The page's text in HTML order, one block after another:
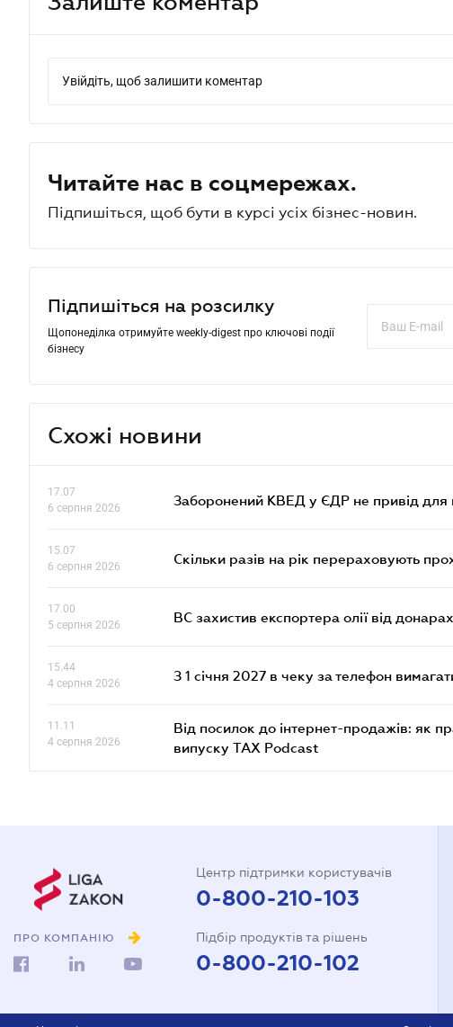
Увійдіть, щоб залишити коментар
Читайте нас в соцмережах.
Підпишіться, щоб бути в курсі усіх бізнес-новин.
Підпишіться на розсилку
Щопонеділка отримуйте weekly-digest про ключові події
бізнесу
Схожі новини
17.07
6 серпня 2026
Заборонений КВЕД у ЄДР не привід для
15.07
6 серпня 2026
Скільки разів на рік перераховують
17.00
5 серпня 2026
ВС захистив експортера олії від
15.44
4 серпня 2026
З 1 січня 2027 в чеку за телефон
11.11
4 серпня 2026
Від посилок до інтернет-продажів: як
випуску TAX Podcast
ПРО КОМПАНІЮ
Центр підтримки користувачів
0-800-210-103
Підбір продуктів та рішень
0-800-210-102